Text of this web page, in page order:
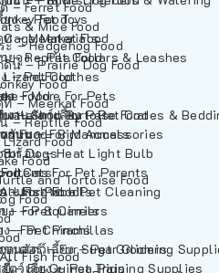
– Ferret Food
& Mice Food
– Hedgehog Food
ดิน – Prairie Dog Food
Food
– Meerkat Food
– Reptile Food
Food
Food
and Tortoise Food
Food
Fish Food
Food
– Meerkat Food
– Reptile Food
Food
Food
and Tortoise Food
Food
Fish Food
ง – Pet Toys
Cage Materials
ยจูง – Pet Collars & Leashes
– Pet Clothes
– More For Pets
อนสัตว์เลี้ยง – Pet Crates &
รับนก – Bird Accessories
มร้อน – Heat Light Bulb
Items For Pet Parents
มสะอาด – Pet Cleaning
ง – Pet Carriers
– Pet Prams
นสัตว์เลี้ยง – Pet Grooming
ตว์เลี้ยง – Pet Training Supplies
ง – Shop By Pet
ยนม – For Mammals
Dogs
Cats
– For Rabbits
– For Squirrels
– For Chinchillas
ลเดอร์ – For Sugar Gliders
– For Guinea Pigs